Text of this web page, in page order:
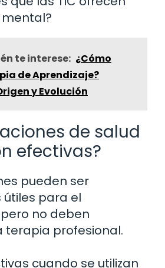
te interese: ¿Cómo
de Aprendizaje?
y Evolución
de salud
efectivas?
pueden ser
para el
no deben
terapia profesional.
cuando se utilizan